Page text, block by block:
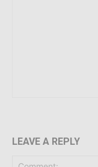
LEAVE A REPLY